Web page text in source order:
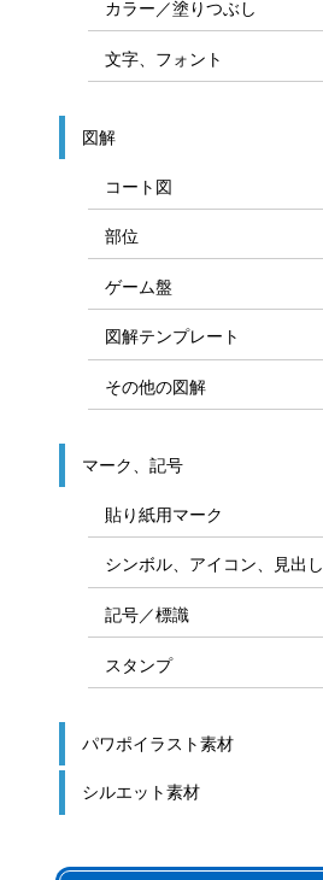
カラー／塗りつぶし
文字、フォント
図解
コート図
部位
ゲーム盤
図解テンプレート
その他の図解
マーク、記号
貼り紙用マーク
シンボル、アイコン、見出し
記号／標識
スタンプ
パワポイラスト素材
シルエット素材